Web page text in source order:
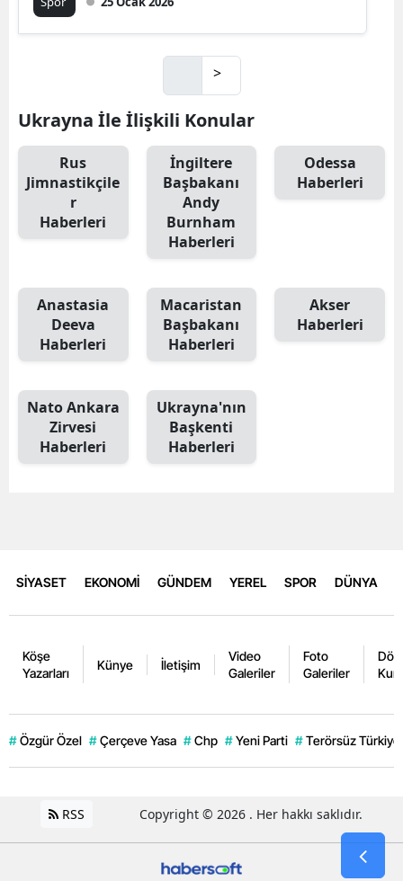
>
Ukrayna İle İlişkili Konular
Rus
Jimnastikçile
r
Haberleri
İngiltere
Başbakanı
Andy
Burnham
Haberleri
Odessa
Haberleri
Anastasia
Deeva
Haberleri
Macaristan
Başbakanı
Haberleri
Akser
Haberleri
Nato Ankara
Zirvesi
Haberleri
Ukrayna'nın
Başkenti
Haberleri
SİYASET EKONOMİ GÜNDEM YEREL SPOR DÜNYA
Köşe
Yazarları
Künye İletişim
Video
Galeriler
Foto
Galeriler
# Özgür Özel # Çerçeve Yasa # Chp # Yeni Parti # Terörsüz Türkiye
RSS Copyright © 2026 . Her hakkı saklıdır.